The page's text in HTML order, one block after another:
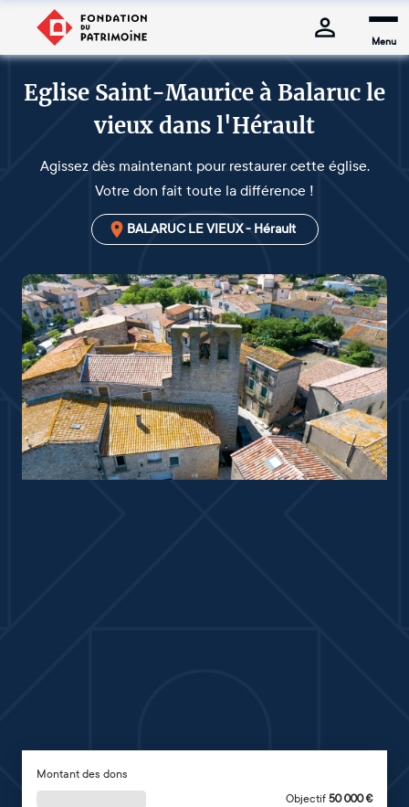
Menu
Eglise Saint-Maurice à Balaruc le
vieux dans l'Hérault
Agissez dès maintenant pour restaurer cette église.
Votre don fait toute la différence !
BALARUC LE VIEUX - Hérault
Montant des dons
Objectif 50 000€